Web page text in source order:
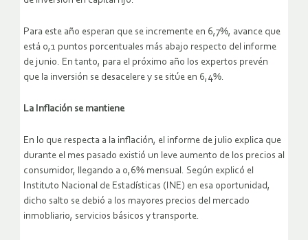
Para este año esperan que se incremente en 6,7%, avance que
está 0,1 puntos porcentuales más abajo respecto del informe
de junio. En tanto, para el próximo año los expertos prevén
que la inversión se desacelere y se sitúe en 6,4%.
La Inflación se mantiene
En lo que respecta a la inflación, el informe de julio explica que
durante el mes pasado existió un leve aumento de los precios al
consumidor, llegando a 0,6% mensual. Según explicó el
Instituto Nacional de Estadísticas (INE) en esa oportunidad,
dicho salto se debió a los mayores precios del mercado
inmobliario, servicios básicos y transporte.